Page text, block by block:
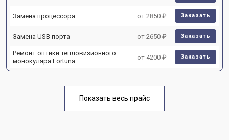
Замена процессора от 2850 ₽ Заказать
Замена USB порта от 2650 ₽ Заказать
Ремонт оптики тепловизионного
монокуляра Fortuna
от 4200 ₽ Заказать
Показать весь прайс